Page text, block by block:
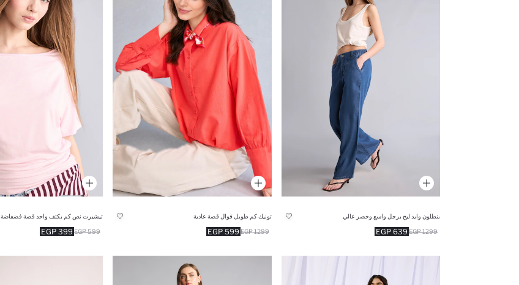
بنطلون وايد ليج برجل واسع وخصر عالي
639 EGP 1299 EGP
تونيك كم طويل فوال قصة عادية
599 EGP 1299 EGP
تيشيرت نص كم بكتف واحد قصة فضفاضة
399 EGP 599 EGP